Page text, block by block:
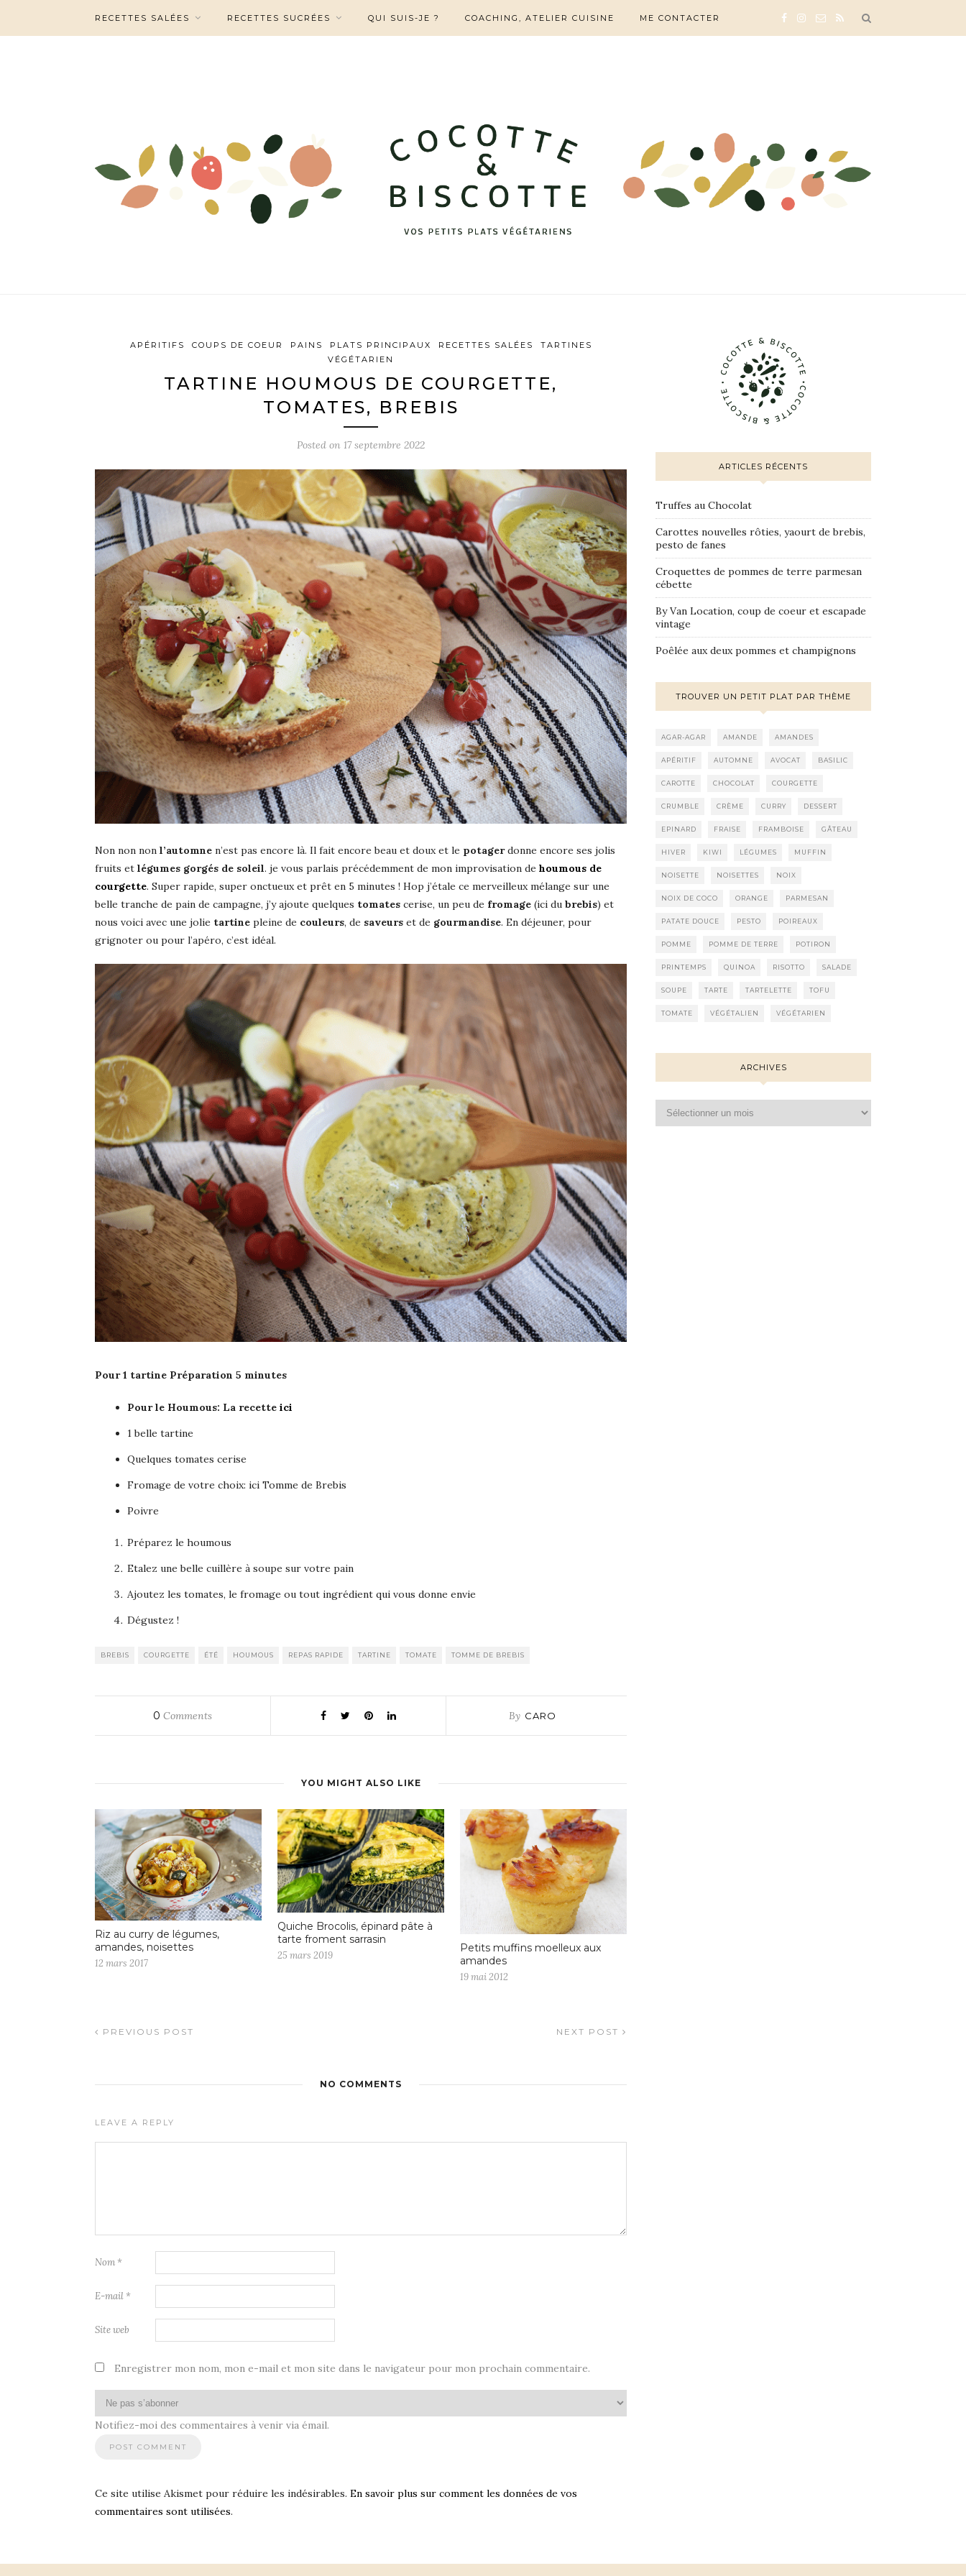
RECETTES SALÉES RECETTES SUCRÉES QUI SUIS-JE ? COACHING, ATELIER CUISINE ME CONTACTER
APÉRITIFS COUPS DE COEUR PAINS PLATS PRINCIPAUX RECETTES SALÉES
TARTINES
VÉGÉTARIEN
TARTINE HOUMOUS DE COURGETTE,
TOMATES, BREBIS
Posted on 17 septembre 2022
Non non non l’automne n’est pas encore là. Il fait encore beau et doux et le potagerdonne encore ses jolis
fruits et légumes gorgés de soleil. je vous parlais précédemment de mon improvisation de houmous de
courgette. Super rapide, super onctueux et prêt en 5 minutes ! Hop j’étale ce merveilleux mélange sur une
belle tranche de pain de campagne, j’y ajoute quelques tomates cerise, un peu de fromage (ici du brebis) et
nous voici avec une jolie tartine pleine de couleurs, de saveurs et de gourmandise. En déjeuner, pour
grignoter ou pour l’apéro, c’est idéal.
Pour 1 tartine Préparation 5 minutes
Pour le Houmous: La recette ici
1 belle tartine
Quelques tomates cerise
Fromage de votre choix: ici Tomme de Brebis
Poivre
Préparez le houmous
Etalez une belle cuillère à soupe sur votre pain
Ajoutez les tomates, le fromage ou tout ingrédient qui vous donne envie
Dégustez !
BREBIS COURGETTE ÉTÉ HOUMOUS REPAS RAPIDE TARTINE TOMATE TOMME DE BREBIS
0 Comments By CARO
YOU MIGHT ALSO LIKE
Riz au curry de légumes,
amandes, noisettes
12 mars 2017
Quiche Brocolis, épinard pâte à
tarte froment sarrasin
25 mars 2019
Petits muffins moelleux aux
amandes
19 mai 2012
PREVIOUS POST NEXT POST
NO COMMENTS
LEAVE A REPLY
Nom *
E-mail *
Site web
Enregistrer mon nom, mon e-mail et mon site dans le navigateur pour mon prochain commentaire.
Notifiez-moi des commentaires à venir via émail.
Ce site utilise Akismet pour réduire les indésirables. En savoir plus sur comment les données de vos
commentaires sont utilisées.
ARTICLES RÉCENTS
Truffes au Chocolat
Carottes nouvelles rôties, yaourt de brebis,
pesto de fanes
Croquettes de pommes de terre parmesan
cébette
By Van Location, coup de coeur et escapade
vintage
Poêlée aux deux pommes et champignons
TROUVER UN PETIT PLAT PAR THÈME
AGAR-AGAR AMANDE AMANDES
APÉRITIF AUTOMNE AVOCAT BASILIC
CAROTTE CHOCOLAT COURGETTE
CRUMBLE CRÈME CURRY DESSERT
EPINARD FRAISE FRAMBOISE GÂTEAU
HIVER KIWI LÉGUMES MUFFIN
NOISETTE NOISETTES NOIX
NOIX DE COCO ORANGE PARMESAN
PATATE DOUCE PESTO POIREAUX
POMME POMME DE TERRE POTIRON
PRINTEMPS QUINOA RISOTTO SALADE
SOUPE TARTE TARTELETTE TOFU
TOMATE VÉGÉTALIEN VÉGÉTARIEN
ARCHIVES